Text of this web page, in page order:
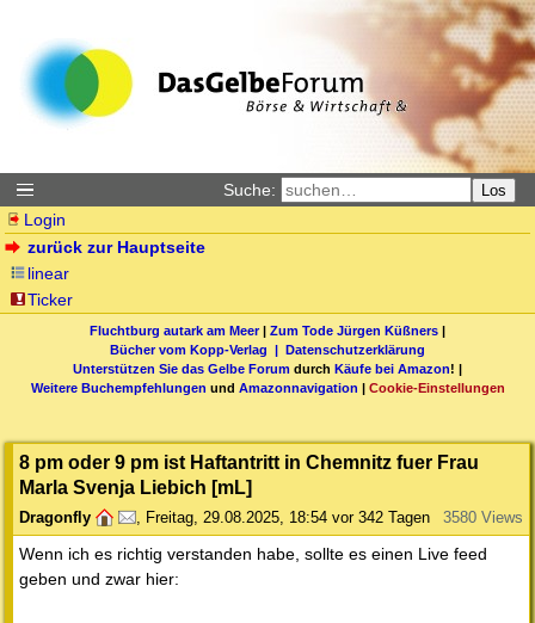
Suche: Los
Login
zurück zur Hauptseite
linear
Ticker
Fluchtburg autark am Meer| Zum Tode Jürgen Küßners |
Bücher vom Kopp-Verlag | Datenschutzerklärung
Unterstützen Sie das Gelbe Forum durch Käufe bei Amazon! |
Weitere Buchempfehlungen und Amazonnavigation | Cookie-Einstellungen
8 pm oder 9 pm ist Haftantritt in Chemnitz fuer Frau
Marla Svenja Liebich [mL]
Dragonfly , Freitag, 29.08.2025, 18:54 vor 342 Tagen 3580 Views
Wenn ich es richtig verstanden habe, sollte es einen Live feed
geben und zwar hier: